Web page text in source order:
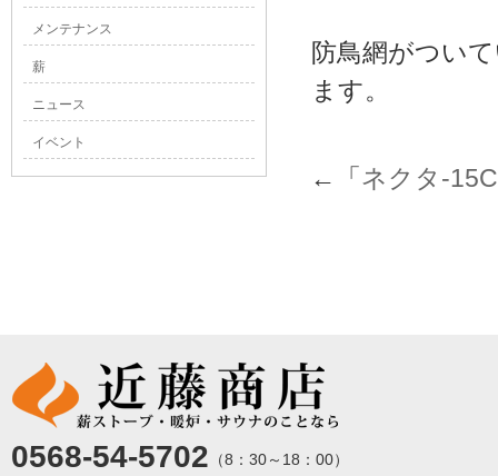
防鳥網がつい
ます。
←「ネクタ-
メンテナンス
薪
ニュース
イベント
0568-54-5702 （8：30～18：00）